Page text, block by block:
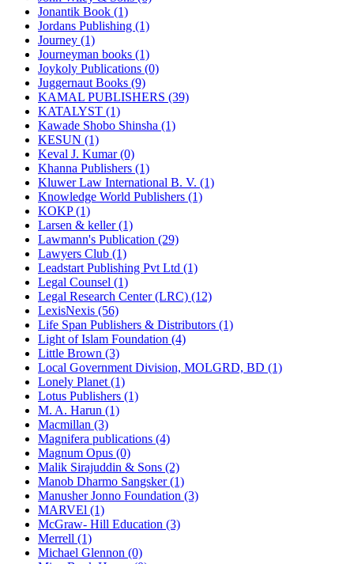
Jonantik Book (1)
Jordans Publishing (1)
Journey (1)
Journeyman books (1)
Joykoly Publications (0)
Juggernaut Books (9)
KAMAL PUBLISHERS (39)
KATALYST (1)
Kawade Shobo Shinsha (1)
KESUN (1)
Keval J. Kumar (0)
Khanna Publishers (1)
Kluwer Law International B. V. (1)
Knowledge World Publishers (1)
KOKP (1)
Larsen & keller (1)
Lawmann's Publication (29)
Lawyers Club (1)
Leadstart Publishing Pvt Ltd (1)
Legal Counsel (1)
Legal Research Center (LRC) (12)
LexisNexis (56)
Life Span Publishers & Distributors (1)
Light of Islam Foundation (4)
Little Brown (3)
Local Government Division, MOLGRD, BD (1)
Lonely Planet (1)
Lotus Publishers (1)
M. A. Harun (1)
Macmillan (3)
Magnifera publications (4)
Magnum Opus (0)
Malik Sirajuddin & Sons (2)
Manob Dharmo Sangsker (1)
Manusher Jonno Foundation (3)
MARVEl (1)
McGraw- Hill Education (3)
Merrell (1)
Michael Glennon (0)